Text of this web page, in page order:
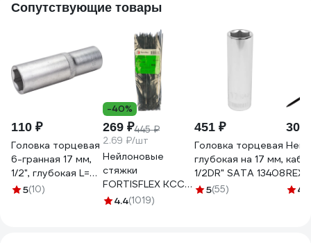
Сопутствующие товары
110 ₽
Головка торцевая
6-гранная 17 мм,
1/2", глубокая L=75
мм ROCKFORCE
5(10)
-40%
269 ₽445 ₽
2.69 ₽/шт
Нейлоновые
стяжки
FORTISFLEX КСС
5х300 черный
4.4(1019)
451 ₽
Головка торцевая
глубокая на 17 мм,
1/2DR" SATA 13408
5(55)
309
4.7